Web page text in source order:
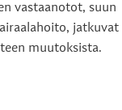
vastaanotot, suun
jatkuvat
muutoksista.